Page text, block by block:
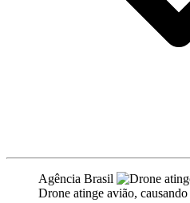
Agência Brasil
Drone atinge avião, causando